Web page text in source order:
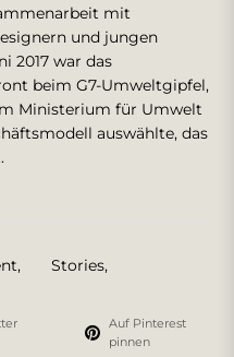
mit
und jungen
2017 war das
beim G7-Umweltgipfel,
Ministerium für Umwelt
auswählte, das
, Stories,
Auf Pinterest
pinnen